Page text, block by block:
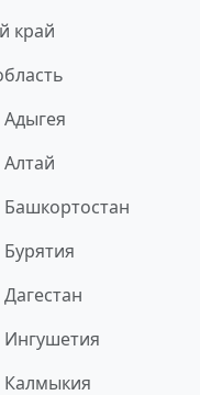
край
Адыгея
Башкортостан
Ингушетия
Калмыкия